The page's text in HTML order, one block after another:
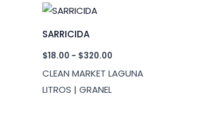
SARRICIDA
$18.00 - $320.00
precios:
CLEAN MARKET LAGUNA
LITROS | GRANEL